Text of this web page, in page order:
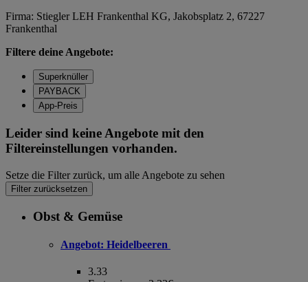
Firma: Stiegler LEH Frankenthal KG, Jakobsplatz 2, 67227
Frankenthal
Filtere deine Angebote:
Superknüller
PAYBACK
App-Preis
Leider sind keine Angebote mit den
Filtereinstellungen vorhanden.
Setze die Filter zurück, um alle Angebote zu sehen
Filter zurücksetzen
Obst & Gemüse
Angebot: Heidelbeeren
3.33